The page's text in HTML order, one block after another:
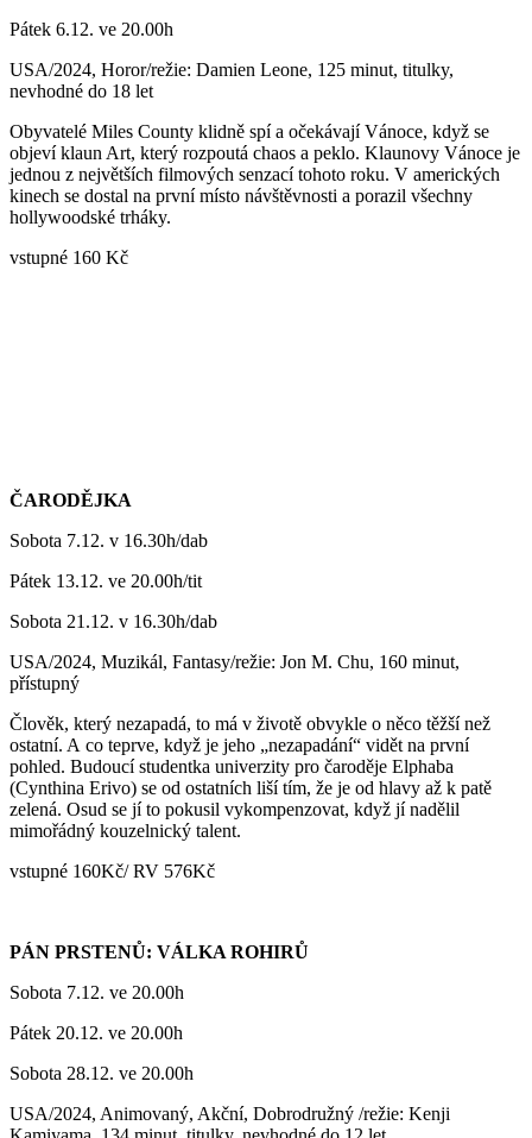
Pátek 6.12. ve 20.00h
USA/2024, Horor/režie: Damien Leone, 125 minut, titulky,
nevhodné do 18 let
Obyvatelé Miles County klidně spí a očekávají Vánoce, když se
objeví klaun Art, který rozpoutá chaos a peklo. Klaunovy Vánoce je
jednou z největších filmových senzací tohoto roku. V amerických
kinech se dostal na první místo návštěvnosti a porazil všechny
hollywoodské trháky.
vstupné 160 Kč
ČARODĚJKA
Sobota 7.12. v 16.30h/dab
Pátek 13.12. ve 20.00h/tit
Sobota 21.12. v 16.30h/dab
USA/2024, Muzikál, Fantasy/režie: Jon M. Chu, 160 minut,
přístupný
Člověk, který nezapadá, to má v životě obvykle o něco těžší než
ostatní. A co teprve, když je jeho „nezapadání“ vidět na první
pohled. Budoucí studentka univerzity pro čaroděje Elphaba
(Cynthina Erivo) se od ostatních liší tím, že je od hlavy až k patě
zelená. Osud se jí to pokusil vykompenzovat, když jí nadělil
mimořádný kouzelnický talent.
vstupné 160Kč/ RV 576Kč
PÁN PRSTENŮ: VÁLKA ROHIRŮ
Sobota 7.12. ve 20.00h
Pátek 20.12. ve 20.00h
Sobota 28.12. ve 20.00h
USA/2024, Animovaný, Akční, Dobrodružný /režie: Kenji